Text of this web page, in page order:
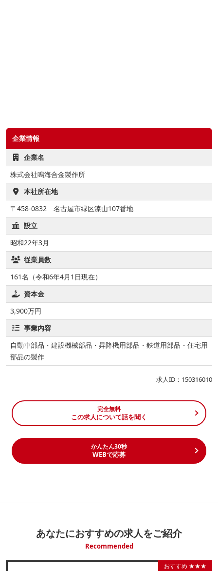
企業情報
企業名
株式会社鳴海合金製作所
本社所在地
〒458-0832 名古屋市緑区漆山107番地
設立
昭和22年3月
従業員数
161名（令和6年4月1日現在）
資本金
3,900万円
事業内容
自動車部品・建設機械部品・昇降機用部品・鉄道用部品・住宅用
部品の製作
求人ID：150316010
完全無料
この求人について話を聞く
かんたん30秒
WEBで応募
あなたにおすすめの求人をご紹介
Recommended
おすすめ ★★★